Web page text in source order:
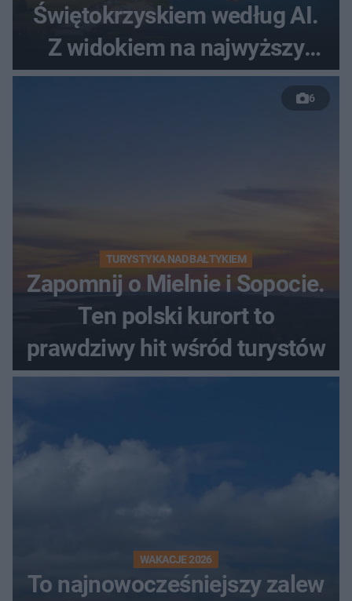
Świętokrzyskiem według AI.
Z widokiem na najwyższy
szczyt Gór Świętokrzyskich
6
TURYSTYKA NAD BAŁTYKIEM
Zapomnij o Mielnie i Sopocie.
Ten polski kurort to
prawdziwy hit wśród turystów
WAKACJE 2026
To najnowocześniejszy zalew